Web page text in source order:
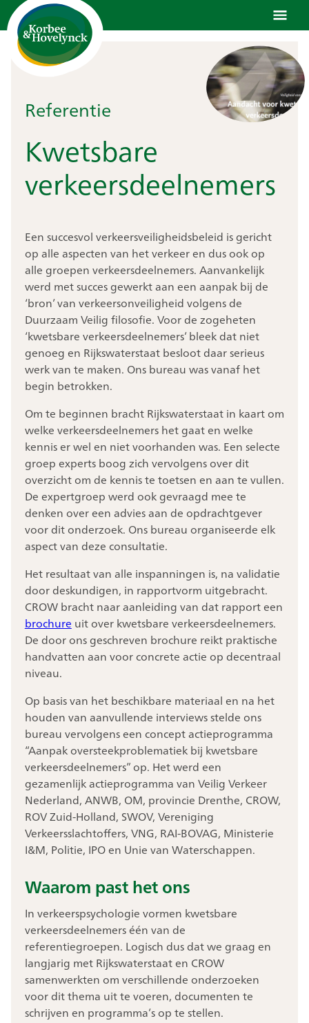
Ga
naar
inhoud
Referentie
Kwetsbare
verkeersdeelnemers
Een succesvol verkeersveiligheidsbeleid is gericht
op alle aspecten van het verkeer en dus ook op
alle groepen verkeersdeelnemers. Aanvankelijk
werd met succes gewerkt aan een aanpak bij de
‘bron’ van verkeersonveiligheid volgens de
Duurzaam Veilig filosofie. Voor de zogeheten
‘kwetsbare verkeersdeelnemers’ bleek dat niet
genoeg en Rijkswaterstaat besloot daar serieus
werk van te maken. Ons bureau was vanaf het
begin betrokken.
Om te beginnen bracht Rijkswaterstaat in kaart om
welke verkeersdeelnemers het gaat en welke
kennis er wel en niet voorhanden was. Een selecte
groep experts boog zich vervolgens over dit
overzicht om de kennis te toetsen en aan te vullen.
De expertgroep werd ook gevraagd mee te
denken over een advies aan de opdrachtgever
voor dit onderzoek. Ons bureau organiseerde elk
aspect van deze consultatie.
Het resultaat van alle inspanningen is, na validatie
door deskundigen, in rapportvorm uitgebracht.
CROW bracht naar aanleiding van dat rapport een
brochureuit over kwetsbare verkeersdeelnemers.
De door ons geschreven brochure reikt praktische
handvatten aan voor concrete actie op decentraal
niveau.
Op basis van het beschikbare materiaal en na het
houden van aanvullende interviews stelde ons
bureau vervolgens een concept actieprogramma
“Aanpak oversteekproblematiek bij kwetsbare
verkeersdeelnemers” op. Het werd een
gezamenlijk actieprogramma van Veilig Verkeer
Nederland, ANWB, OM, provincie Drenthe, CROW,
ROV Zuid-Holland, SWOV, Vereniging
Verkeersslachtoffers, VNG, RAI-BOVAG, Ministerie
I&M, Politie, IPO en Unie van Waterschappen.
Waarom past het ons
In verkeerspsychologie vormen kwetsbare
verkeersdeelnemers één van de
referentiegroepen. Logisch dus dat we graag en
langjarig met Rijkswaterstaat en CROW
samenwerkten om verschillende onderzoeken
voor dit thema uit te voeren, documenten te
schrijven en programma’s op te stellen.